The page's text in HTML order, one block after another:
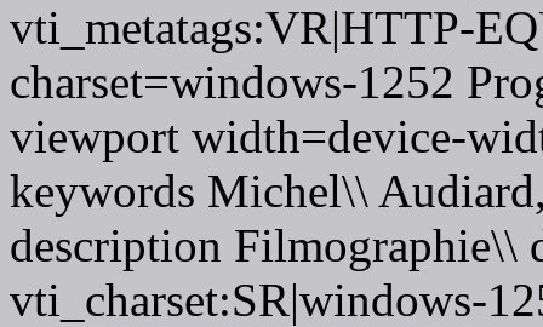
vti_metatags:VR|HTTP-
charset=windows-1252
viewport width=device-
keywords Michel\\
description Filmographie\\
vti_charset:SR|windows-